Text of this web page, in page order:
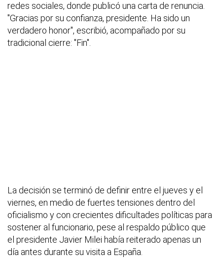
redes sociales, donde publicó una carta de renuncia.
"Gracias por su confianza, presidente. Ha sido un
verdadero honor", escribió, acompañado por su
tradicional cierre: "Fin".
La decisión se terminó de definir entre el jueves y el
viernes, en medio de fuertes tensiones dentro del
oficialismo y con crecientes dificultades políticas para
sostener al funcionario, pese al respaldo público que
el presidente Javier Milei había reiterado apenas un
día antes durante su visita a España.